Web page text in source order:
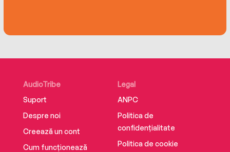
Editura Royal Ink Books
ISBN 978-630-315-084-0
AudioTribe
Suport
Despre noi
Creează un cont
Cum funcționează
Legal
ANPC
Politica de
confidențialitate
Politica de cookie